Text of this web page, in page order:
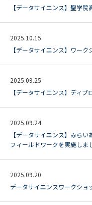
【データサイエンス】聖学
2025.10.15
【データサイエンス】ワー
2025.09.25
【データサイエンス】ディ
2025.09.24
【データサイエンス】みら
フィールドワークを実施しま
2025.09.20
データサイエンスワークショ